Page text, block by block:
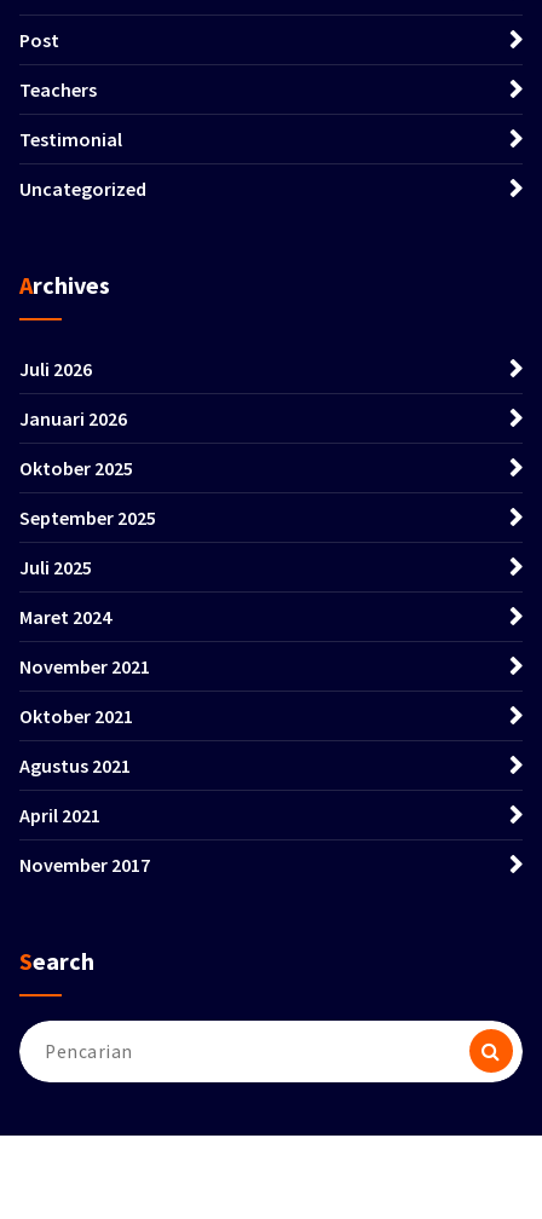
Post
Teachers
Testimonial
Uncategorized
Archives
Juli 2026
Januari 2026
Oktober 2025
September 2025
Juli 2025
Maret 2024
November 2021
Oktober 2021
Agustus 2021
April 2021
November 2017
Search
Pencarian
untuk: